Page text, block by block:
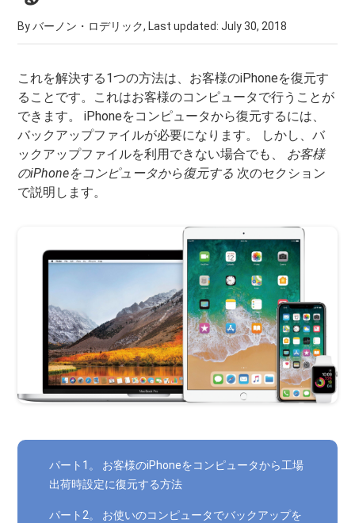
By バーノン・ロデリック, Last updated:July 30, 2018
これを解決する1つの方法は、お客様のiPhoneを復元す
ることです。これはお客様のコンピュータで行うことが
できます。 iPhoneをコンピュータから復元するには、
バックアップファイルが必要になります。 しかし、バ
ックアップファイルを利用できない場合でも、 お客様
のiPhoneをコンピュータから復元する 次のセクション
で説明します。
パート1。 お客様のiPhoneをコンピュータから工場
出荷時設定に復元する方法
パート2。 お使いのコンピュータでバックアップを